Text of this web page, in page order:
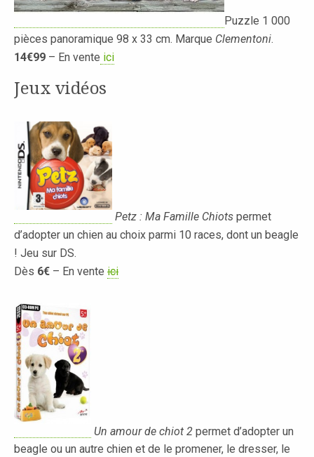
Puzzle 1 000
pièces panoramique 98 x 33 cm. Marque Clementoni.
14€99 – En vente ici
Jeux vidéos
Petz : Ma Famille Chiots permet
d’adopter un chien au choix parmi 10 races, dont un beagle
! Jeu sur DS.
Dès 6€ – En vente ici
Un amour de chiot 2 permet d’adopter un
beagle ou un autre chien et de le promener, le dresser, le